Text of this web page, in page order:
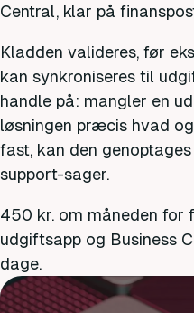
Central, klar på
Kladden valideres, før
kan synkroniseres til
handle på: mangler en
løsningen præcis hvad
fast, kan den
support-sager.
450 kr. om måneden for
udgiftsapp og Business
dage.